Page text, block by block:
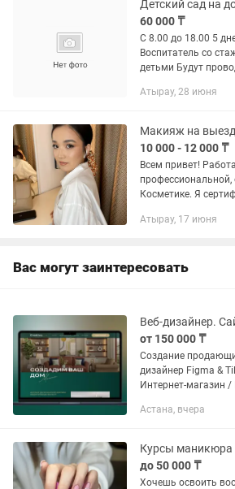
Детский сад на
60 000 ₸
С 8.00 до 18.00 5
Воспитатель со
детьми Будут
Лепка,рисование,
Атырау, 28 июня
Макияж на выезд
10 000 - 12 000 ₸
Всем привет!
профессиональной,
Косметике. Я
работы мои
Атырау, 17 июня
Вас могут заинтересовать
от 150 000 ₸
Создание
дизайнер Figma &
Интернет-магазин
дизайнер, создаю
Астана, вчера
Курсы маникюра
до 50 000 ₸
Хочешь освоить